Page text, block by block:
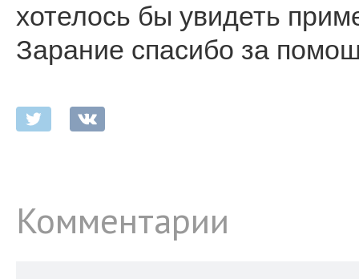
хотелось бы увидеть
Зарание спасибо за
Комментарии